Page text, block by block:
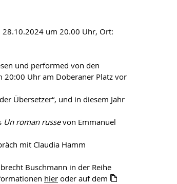
28.10.2024 um 20.00 Uhr, Ort:
und performed von den
20:00 Uhr am Doberaner Platz vor
Übersetzer“, und in diesem Jahr
Un roman russevon Emmanuel
mit Claudia Hamm
Buschmann in der Reihe
hier oder auf dem